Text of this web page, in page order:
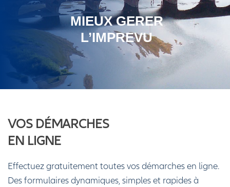
VOS DÉMARCHES
EN LIGNE
Effectuez gratuitement toutes vos démarches en ligne.
Des formulaires dynamiques, simples et rapides à